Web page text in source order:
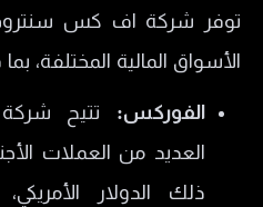
الأسواق المالية المختلفة،
الفوركس:
العديد من العملات
ذلك الدولار الأمريكي،